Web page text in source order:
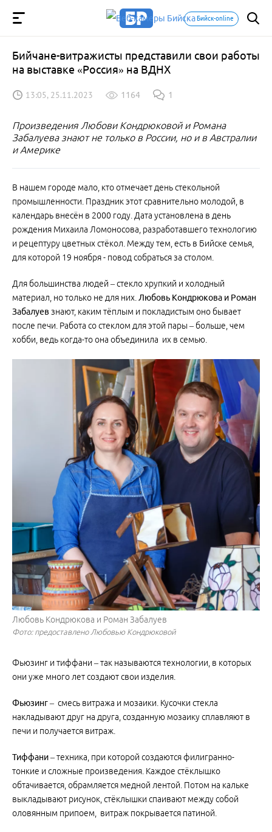
Бийск-online
Бийчане-витражисты представили свои работы
на выставке «Россия» на ВДНХ
13:05, 25.11.2023 1164 1
Произведения Любови Кондрюковой и Романа
Забалуева знают не только в России, но и в Австралии
и Америке
В нашем городе мало, кто отмечает день стекольной
промышленности. Праздник этот сравнительно молодой, в
календарь внесён в 2000 году. Дата установлена в день
рождения Михаила Ломоносова, разработавшего технологию
и рецептуру цветных стёкол. Между тем, есть в Бийске семья,
для которой 19 ноября - повод собраться за столом.
Для большинства людей – стекло хрупкий и холодный
материал, но только не для них. Любовь Кондрюкова и Роман
Забалуев знают, каким тёплым и покладистым оно бывает
после печи. Работа со стеклом для этой пары – больше, чем
хобби, ведь когда-то она объединила их в семью.
Любовь Кондрюкова и Роман Забалуев
Фото: предоставлено Любовью Кондрюковой
Фьюзинг и тиффани – так называются технологии, в которых
они уже много лет создают свои изделия.
Фьюзинг– смесь витража и мозаики. Кусочки стекла
накладывают друг на друга, созданную мозаику сплавляют в
печи и получается витраж.
Тиффани– техника, при которой создаются филигранно-
тонкие и сложные произведения. Каждое стёклышко
обтачивается, обрамляется медной лентой. Потом на кальке
выкладывают рисунок, стёклышки спаивают между собой
оловянным припоем, витраж покрывается патиной.